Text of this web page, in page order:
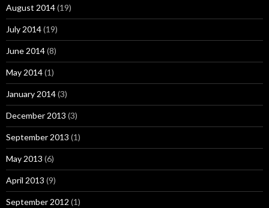
August 2014(19)
July 2014(19)
June 2014(8)
May 2014(1)
January 2014(3)
December 2013 (3)
September 2013 (1)
May 2013 (6)
April 2013 (9)
September 2012 (1)